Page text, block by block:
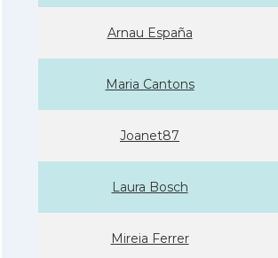
Arnau España
Maria Cantons
Joanet87
Laura Bosch
Mireia Ferrer